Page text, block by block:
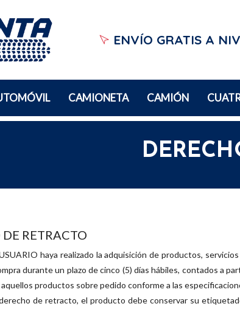
ENVÍO GRATIS A
CAMIONETA CAMIÓN
RETRACTO
haya realizado la adquisición de productos,
durante un plazo de cinco (5) días hábiles, contados a
aquellos productos sobre pedido conforme a las
de retracto, el producto debe conservar su